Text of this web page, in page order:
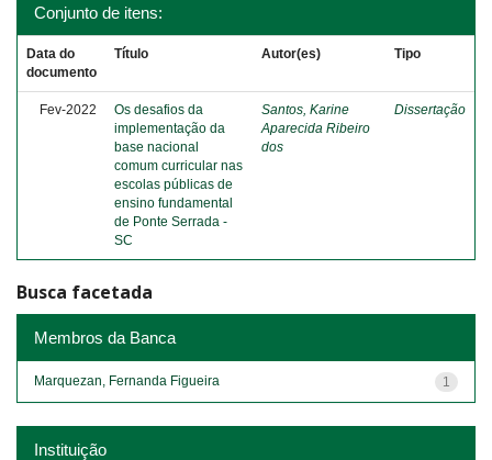
Conjunto de itens:
Data do
documento
Título Autor(es) Tipo
Fev-2022
Os desafios da
implementação da
base nacional
comum curricular nas
escolas públicas de
ensino fundamental
de Ponte Serrada -
SC
Santos, Karine
Aparecida Ribeiro
dos
Dissertação
Busca facetada
Membros da Banca
1
Marquezan, Fernanda Figueira
Instituição